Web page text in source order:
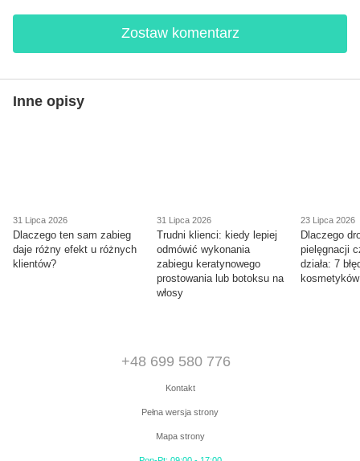
Zostaw komentarz
Inne opisy
31 Lipca 2026
Dlaczego ten sam zabieg
daje różny efekt u różnych
klientów?
31 Lipca 2026
Trudni klienci: kiedy lepiej
odmówić wykonania
zabiegu keratynowego
prostowania lub botoksu na
włosy
23 Lipca 2026
Dlaczego
pielęgnacji
działa: 7
kosmetyków
+48 699 580 776
Kontakt
Pełna wersja strony
Mapa strony